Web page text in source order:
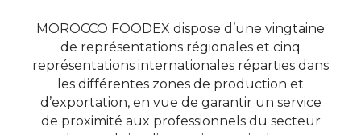
MOROCCO FOODEX dispose d’une vingtaine
de représentations régionales et cinq
représentations internationales réparties dans
les différentes zones de production et
d’exportation, en vue de garantir un service
de proximité aux professionnels du secteur
Contrôle qualité
VOIR PLUS